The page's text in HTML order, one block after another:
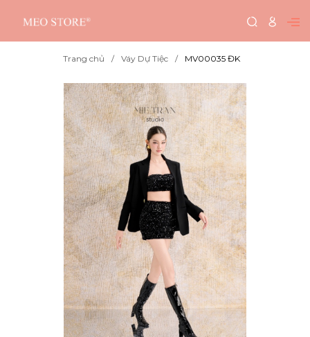
Trang chủ Váy Dự Tiệc MV00035 ĐK